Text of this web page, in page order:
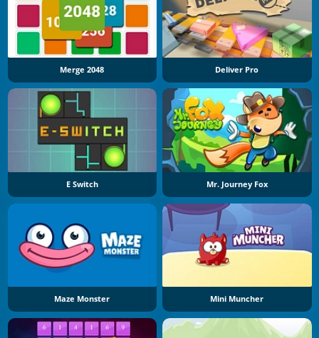
Merge 2048 Deliver Pro
E Switch Mr. Journey Fox
Maze Monster Mini Muncher